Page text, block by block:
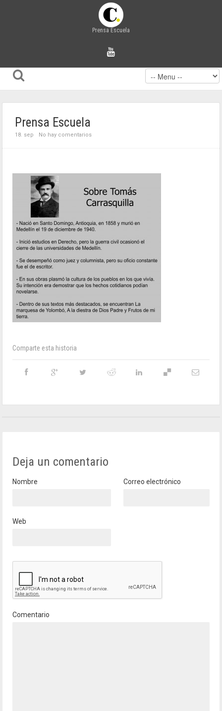
Prensa Escuela
Prensa Escuela
18. sep No hay comentarios
Comparte esta historia
Deja un comentario
Nombre Correo electrónico
Web
Comentario